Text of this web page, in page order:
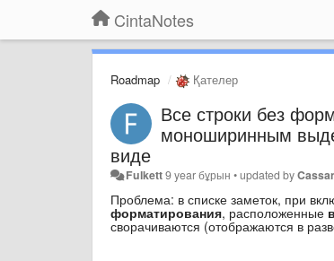
CintaNotes
Roadmap Қателер
Все строки без
моноширинным
виде
Fulkett9 year бұрын •updated by
Проблема: в списке заметок, при
форматирования, расположенные
сворачиваются (отображаются в